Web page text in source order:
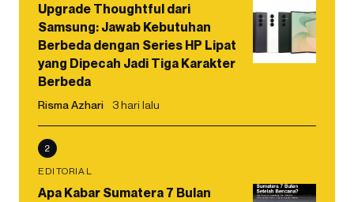
Upgrade Thoughtful dari
Samsung: Jawab Kebutuhan
Berbeda dengan Series HP Lipat
yang Dipecah Jadi Tiga Karakter
Berbeda
Risma Azhari 3 hari lalu
2
EDITORIAL
Apa Kabar Sumatera 7 Bulan